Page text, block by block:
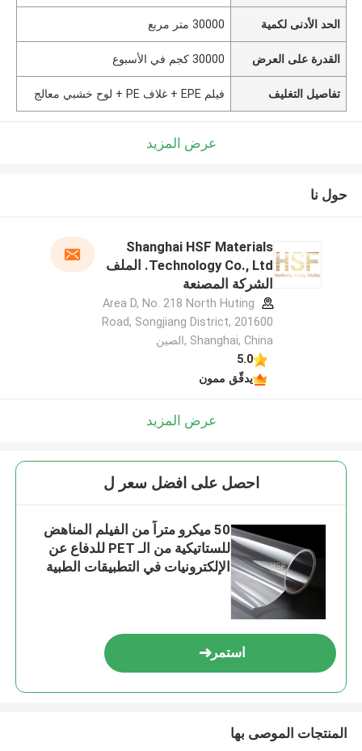
الحد الأدنى لكمية 30000 متر مربع
القدرة على العرض 30000 كجم في الأسبوع
تفاصيل التغليف فيلم EPE + غلاف PE + لوح خشبي معالج
عرض المزيد
حول نا
Shanghai HSF Materials
Technology Co., Ltd. الملف
الشركة المصنعة
Area D, No. 218 North Huting
Road, Songjiang District, 201600
Shanghai, China ,الصين
5.0
يدقّق ممون
عرض المزيد
احصل على افضل سعر ل
50 ميكرو متراً من الفيلم المناهض
للستاتيكية من الـ PET للدفاع عن
الإلكترونيات في التطبيقات الطبية
استمر
المنتجات الموصى بها